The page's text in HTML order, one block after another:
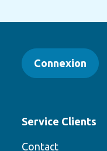
Connexion
Service Clients
Contact